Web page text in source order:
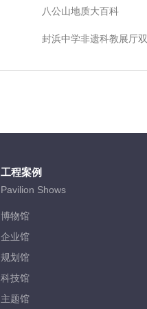
八公山地质大百科
工程案例
Pavilion Shows
博物馆
企业馆
规划馆
科技馆
主题馆